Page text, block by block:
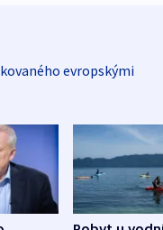
evropskými